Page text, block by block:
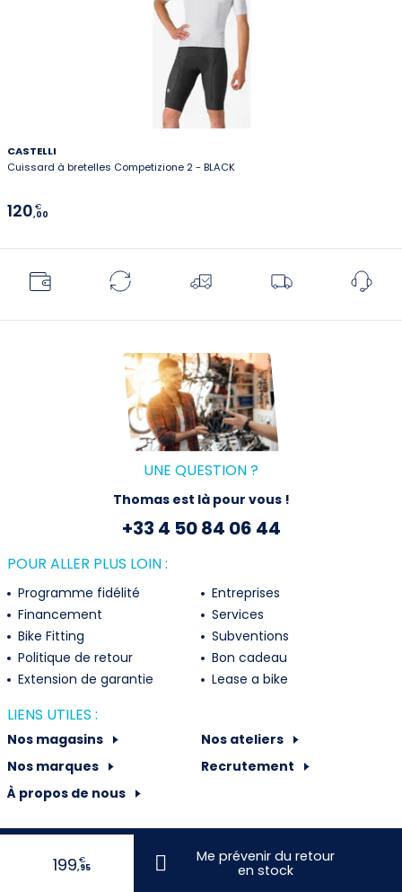
199,95
€
Me prévenir du retour
en stock
CASTELLI
Cuissard à bretelles Competizione 2 - BLACK
120,00
€
UNE QUESTION ?
Thomas est là pour vous !
+33 4 50 84 06 44
POUR ALLER PLUS LOIN :
Programme fidélité
Entreprises
Financement
Services
Bike Fitting
Subventions
Politique de retour
Bon cadeau
Extension de garantie
Lease a bike
LIENS UTILES :
Nos magasins
Nos ateliers
Nos marques
Recrutement
À propos de nous
© Copyright 2026 VELOMANIA France - Tous droits réservés |CGV -
Mentions légales